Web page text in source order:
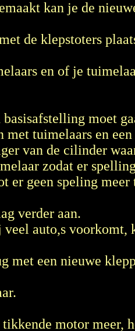
kan je de
de klepstoters
en of je
moet
tuimelaars en een
van de cilinder
zodat er
er geen speling
verder aan.
auto,s
met een nieuwe
motor